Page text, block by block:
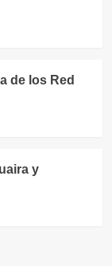
de los Red
y